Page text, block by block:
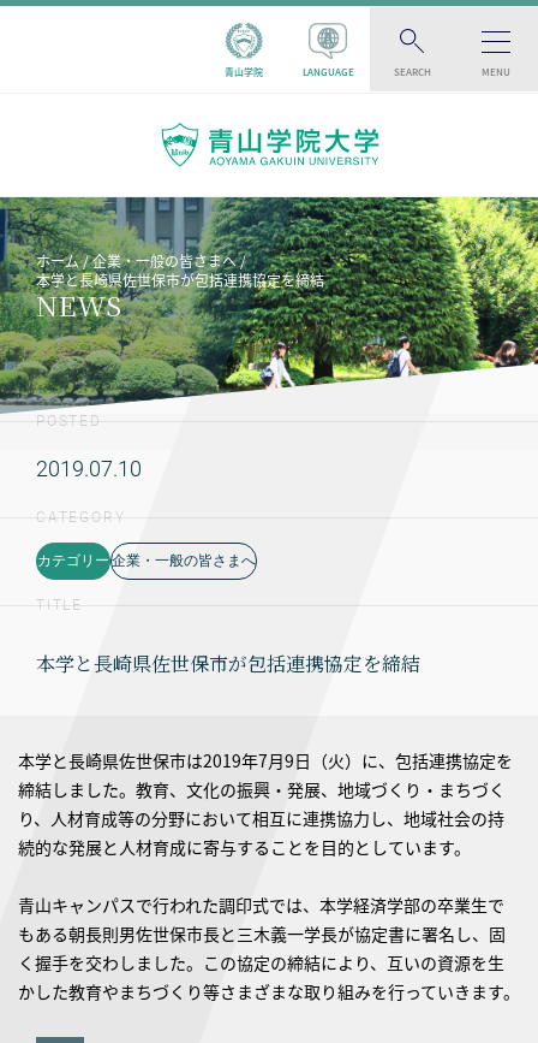
青山学院 LANGUAGE SEARCH MENU
ホーム
企業・一般の皆さまへ
本学と長崎県佐世保市が包括連携協定を締結
NEWS
POSTED
2019.07.10
CATEGORY
カテゴリー 企業・一般の皆さまへ
TITLE
本学と長崎県佐世保市が包括連携協定を締結
本学と長崎県佐世保市は2019年7月9日（火）に、包括連携協定を
締結しました。教育、文化の振興・発展、地域づくり・まちづく
り、人材育成等の分野において相互に連携協力し、地域社会の持
続的な発展と人材育成に寄与することを目的としています。
青山キャンパスで行われた調印式では、本学経済学部の卒業生で
もある朝長則男佐世保市長と三木義一学長が協定書に署名し、固
く握手を交わしました。この協定の締結により、互いの資源を生
かした教育やまちづくり等さまざまな取り組みを行っていきます。